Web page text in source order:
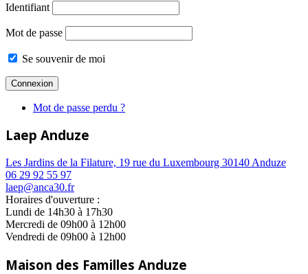
Identifiant
Mot de passe
Se souvenir de moi
Mot de passe perdu ?
Laep Anduze
Les Jardins de la Filature, 19 rue du Luxembourg 30140 Anduze
06 29 92 55 97
laep@anca30.fr
Horaires d'ouverture :
Lundi de 14h30 à 17h30
Mercredi de 09h00 à 12h00
Vendredi de 09h00 à 12h00
Maison des Familles Anduze